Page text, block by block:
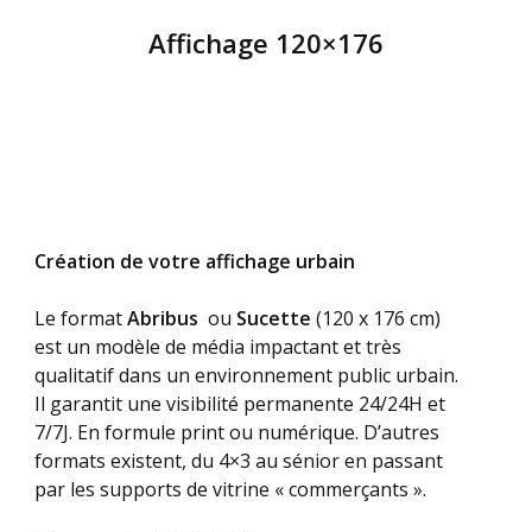
Affichage 120×176
Création de votre affichage urbain
Le formatAbribus ou Sucette (120 x 176 cm)
est un modèle de média impactant et très
qualitatif dans un environnement public urbain.
Il garantit une visibilité permanente 24/24H et
7/7J. En formule print ou numérique. D’autres
formats existent, du 4×3 au sénior en passant
par les supports de vitrine « commerçants ».